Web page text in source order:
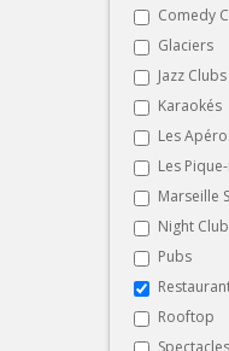
Comedy
Glaciers
Jazz Clubs
Karaokés
Les
Les
Marseille
Night
Pubs
Rooftop
Spectacles